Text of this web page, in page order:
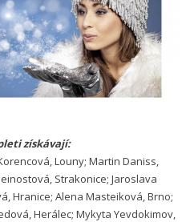
získávají:
Louny; Martin Daniss,
Strakonice; Jaroslava
Hranice; Alena Masteiková, Brno;
Herálec; Mykyta Yevdokimov,